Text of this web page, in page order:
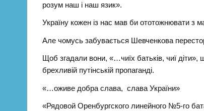
розум наш і наш язик».
Україну кожен iз нас мав би ототожнювати з
Але чомусь забувається Шевченкова
Щоб згадали вони, «…чиїх батьків, чиї
брехливій путінській пропаганді.
«…оживе добра слава, слава України»
«Рядовой Оренбургского линейного №5-го